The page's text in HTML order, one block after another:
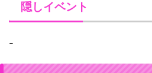
隠しイベント
-